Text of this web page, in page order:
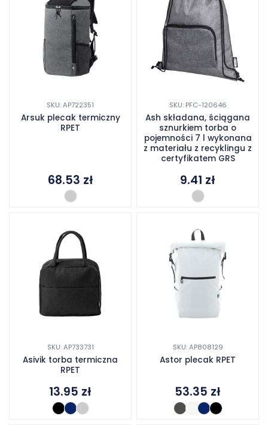
SKU: AP722351
Arsuk plecak termiczny
RPET
68.53 zł
SKU: PFC-120646
Ash składana, ściągana
sznurkiem torba o
pojemności 7 l wykonana
z materiału z recyklingu z
certyfikatem GRS
9.41 zł
SKU: AP733731
Asivik torba termiczna
RPET
13.95 zł
SKU: AP808129
Astor plecak RPET
53.35 zł